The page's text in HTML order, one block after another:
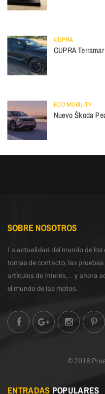
CUPRA
CUPRA
ECO MOBILITY
Nuevo Škoda
SOBRE NOSOTROS
La actualidad del mundo de
tomas de contacto, las
artículos de interés,... y ahora
el mundo de las motos.
© 2018
ENTRADAS POPULARES